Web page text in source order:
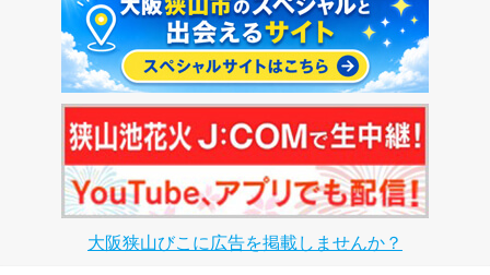
大阪狭山びこに広告を掲載しませんか？